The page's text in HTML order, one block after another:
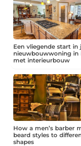
Een vliegende start in
nieuwbouwwoning in
met interieurbouw
How a men’s barber
beard styles to
shapes